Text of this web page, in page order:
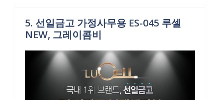
5. 선일금고 가정사무용 ES-045 루셀
NEW, 그레이콤비